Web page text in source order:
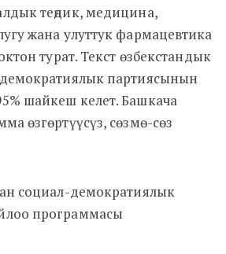
теңдик, медицина,
жана улуттук фармацевтика
турат. Текст өзбекстандык
партиясынын
шайкеш келет. Башкача
өзгөртүүсүз, сөзмө-сөз
социал-демократиялык
программасы